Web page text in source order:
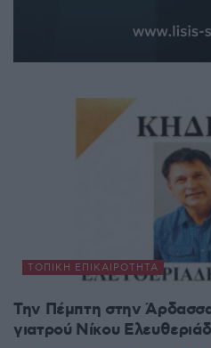
ΤΟΠΙΚΉ ΕΠΙΚΑΙΡΌΤΗΤΑ
Την Πέμπτη στην
γιατρού Νίκου